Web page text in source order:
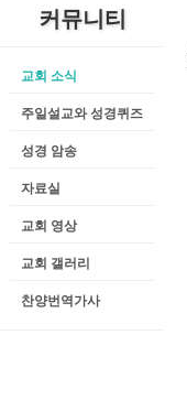
커뮤니티
교회 소식
주일설교와 성경퀴즈
성경 암송
자료실
교회 영상
교회 갤러리
찬양번역가사